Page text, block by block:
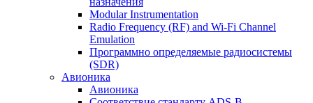
Modular Instrumentation
Radio Frequency (RF) and Wi-Fi Channel
Emulation
Программно определяемые радиосистемы
(SDR)
Авионика
Авионика